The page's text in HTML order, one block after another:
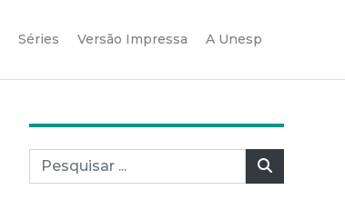
Séries Versão Impressa A Unesp
Pesquisar por: